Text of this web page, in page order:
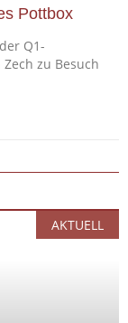
Pottbox
Q1-
zu Besuch
AKTUELL